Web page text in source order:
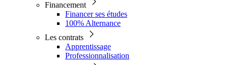
Financement
Financer ses études
100% Alternance
Les contrats
Apprentissage
Professionnalisation